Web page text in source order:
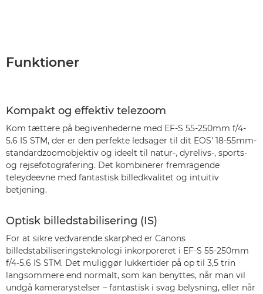
Funktioner
Kompakt og effektiv telezoom
Kom tættere på begivenhederne med EF-S 55-250mm f/4-
5.6 IS STM, der er den perfekte ledsager til dit EOS' 18-55mm-
standardzoomobjektiv og ideelt til natur-, dyrelivs-, sports-
og rejsefotografering. Det kombinerer fremragende
teleydeevne med fantastisk billedkvalitet og intuitiv
betjening.
Optisk billedstabilisering (IS)
For at sikre vedvarende skarphed er Canons
billedstabiliseringsteknologi inkorporeret i EF-S 55-250mm
f/4-5.6 IS STM. Det muliggør lukkertider på op til 3,5 trin
langsommere end normalt, som kan benyttes, når man vil
undgå kamerarystelser – fantastisk i svag belysning, eller når